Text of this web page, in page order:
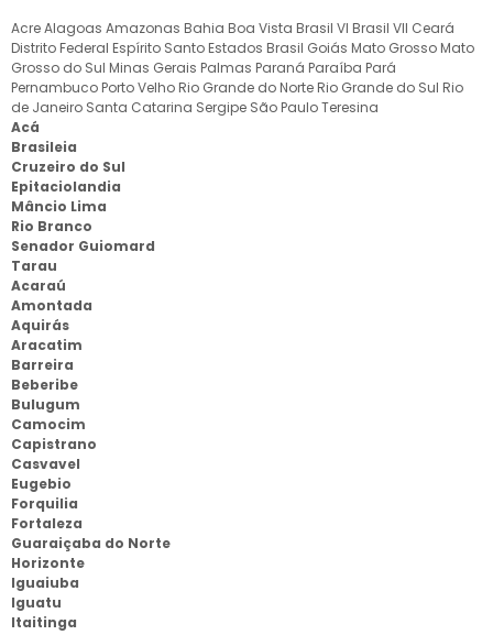
AcreAlagoas Amazonas Bahia Boa Vista Brasil VI Brasil VII Ceará
Distrito Federal Espírito Santo Estados Brasil Goiás Mato Grosso Mato
Grosso do Sul Minas Gerais Palmas Paraná Paraíba Pará
Pernambuco Porto Velho Rio Grande do Norte Rio Grande do Sul Rio
de Janeiro Santa Catarina Sergipe São PauloTeresina
Acá
Brasileia
Cruzeiro do Sul
Epitaciolandia
Mâncio Lima
Rio Branco
Senador Guiomard
Tarau
Acaraú
Amontada
Aquirás
Aracatim
Barreira
Beberibe
Bulugum
Camocim
Capistrano
Casvavel
Eugebio
Forquilia
Fortaleza
Guaraiçaba do Norte
Horizonte
Iguaiuba
Iguatu
Itaitinga